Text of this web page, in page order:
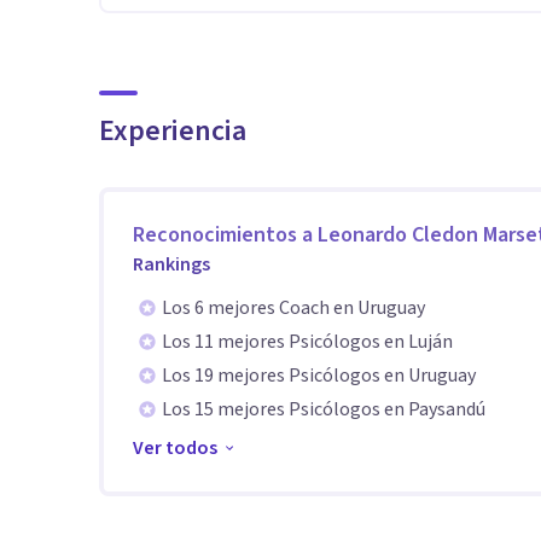
Experiencia
Reconocimientos a Leonardo Cledon
Rankings
Los 6 mejores Coach en Uruguay
Los 11 mejores Psicólogos en Luján
Los 19 mejores Psicólogos en Uruguay
Los 15 mejores Psicólogos en Paysandú
Ver todos